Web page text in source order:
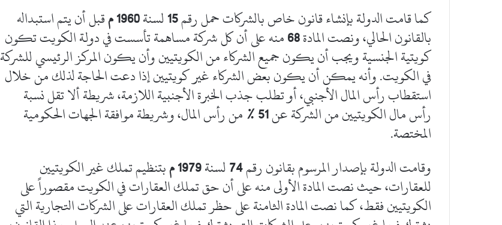
كما قامت الدولة بإنشاء قانون خاص بالشركات حمل رقم15لسنة1960 م قبل أن يتم استبداله
بالقانون الحالي، ونصت المادة68منه على أن كل شركة مساهمة تأسست في دولة الكويت تكون
كويتية الجنسية ويجب أن يكون جميع الشركاء من الكويتيين وأن يكون المركز الرئيسي للشركة
في الكويت. وأنه يمكن أن يكون بعض الشركاء غير كويتيين إذا دعت الحاجة لذلك من خلال
استقطاب رأس المال الأجنبي، أو تطلب جذب الخبرة الأجنبية اللازمة، شريطة ألا تقل نسبة
رأس مال الكويتيين من الشركة عن51 % من رأس المال، وشريطة موافقة الجهات الحكومية
المختصة.
وقامت الدولة بإصدار المرسوم بقانون رقم74لسنة1979 م بتنظيم تملك غير الكويتيين
للعقارات، حيث نصت المادة الأولى منه على أن حق تملك العقارات في الكويت مقصوراً على
الكويتيين فقط، كما نصت المادة الثامنة على حظر تملك العقارات على الشركات التجارية التي